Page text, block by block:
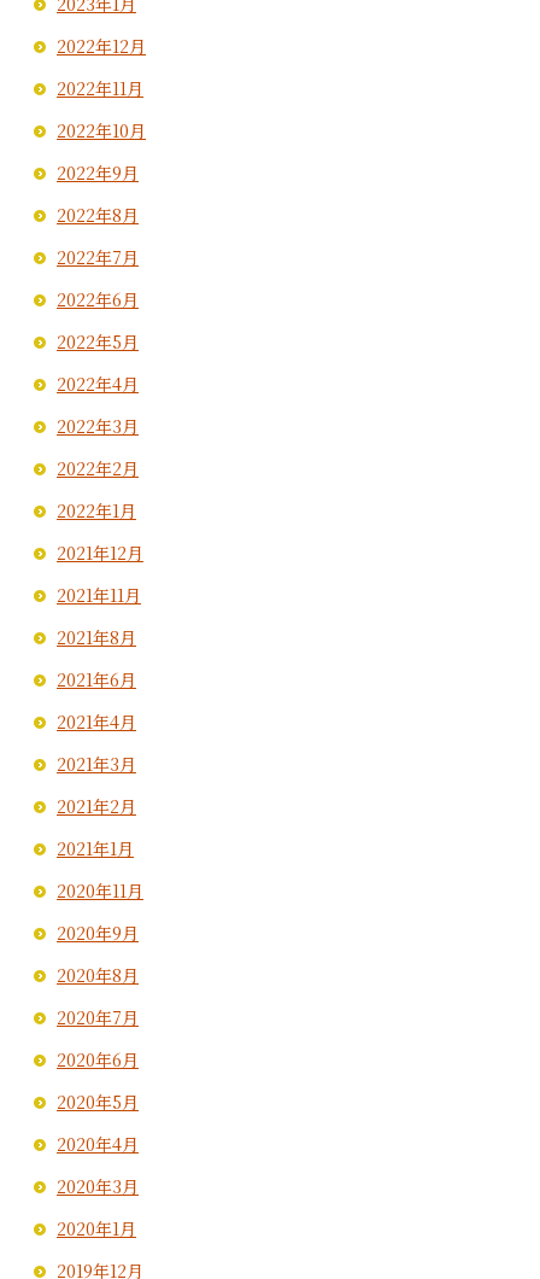
2022年12月
2022年11月
2022年10月
2022年9月
2022年8月
2022年7月
2022年6月
2022年5月
2022年4月
2022年3月
2022年2月
2022年1月
2021年12月
2021年11月
2021年8月
2021年6月
2021年4月
2021年3月
2021年2月
2021年1月
2020年11月
2020年9月
2020年8月
2020年7月
2020年6月
2020年5月
2020年4月
2020年3月
2020年1月
2019年12月